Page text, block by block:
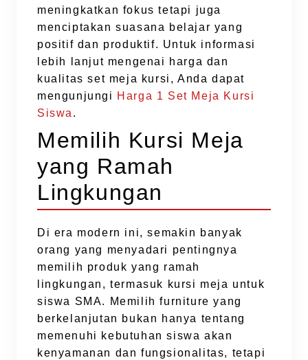
meningkatkan fokus tetapi juga
menciptakan suasana belajar yang
positif dan produktif. Untuk informasi
lebih lanjut mengenai harga dan
kualitas set meja kursi, Anda dapat
mengunjungi Harga 1 Set Meja Kursi
Siswa .
Memilih Kursi Meja
yang Ramah
Lingkungan
Di era modern ini, semakin banyak
orang yang menyadari pentingnya
memilih produk yang ramah
lingkungan, termasuk kursi meja untuk
siswa SMA. Memilih furniture yang
berkelanjutan bukan hanya tentang
memenuhi kebutuhan siswa akan
kenyamanan dan fungsionalitas, tetapi